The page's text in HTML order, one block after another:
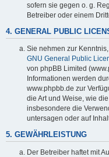
sofern sie gegen o. g.
Betreiber oder einem
4. GENERAL PUBLIC
Sie nehmen zur
GNU General Public
von phpBB Limited
Informationen werden
www.phpbb.de zur
die Art und Weise, wie
insbesondere die
untersagen oder auf
5. GEWÄHRLEISTUNG
Der Betreiber haftet mit